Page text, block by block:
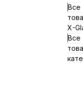
Все
X-
Все